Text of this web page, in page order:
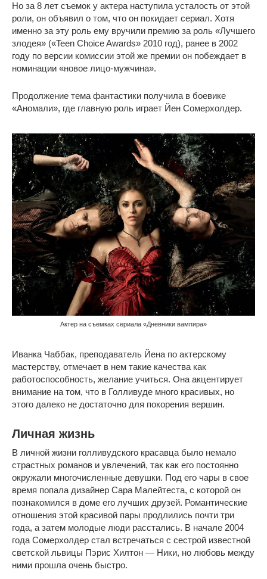
Но за 8 лет съемок у актера наступила усталость от этой
роли, он объявил о том, что он покидает сериал. Хотя
именно за эту роль ему вручили премию за роль «Лучшего
злодея» («Teen Choice Awards» 2010 год), ранее в 2002
году по версии комиссии этой же премии он побеждает в
номинации «новое лицо-мужчина».
Продолжение тема фантастики получила в боевике
«Аномали», где главную роль играет Йен Сомерхолдер.
Актер на съемках сериала «Дневники вампира»
Иванка Чаббак, преподаватель Йена по актерскому
мастерству, отмечает в нем такие качества как
работоспособность, желание учиться. Она акцентирует
внимание на том, что в Голливуде много красивых, но
этого далеко не достаточно для покорения вершин.
Личная жизнь
В личной жизни голливудского красавца было немало
страстных романов и увлечений, так как его постоянно
окружали многочисленные девушки. Под его чары в свое
время попала дизайнер Сара Малейтеста, с которой он
познакомился в доме его лучших друзей. Романтические
отношения этой красивой пары продлились почти три
года, а затем молодые люди расстались. В начале 2004
года Сомерхолдер стал встречаться с сестрой известной
светской львицы Пэрис Хилтон — Ники, но любовь между
ними прошла очень быстро.